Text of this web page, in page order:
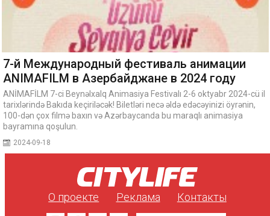
7-й Международный фестиваль анимации
ANIMAFILM в Азербайджане в 2024 году
ANİMAFİLM 7-ci Beynəlxalq Animasiya Festivalı 2-6 oktyabr 2024-cü il
tarixlərində Bakıda keçiriləcək! Biletləri necə əldə edəcəyinizi öyrənin,
100-dən çox filmə baxın və Azərbaycanda bu maraqlı animasiya
bayramına qoşulun.
2024-09-18
О проекте Реклама Контакты